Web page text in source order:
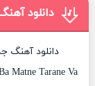
دانلود
دانلود آهنگ
Matne Tarane Va